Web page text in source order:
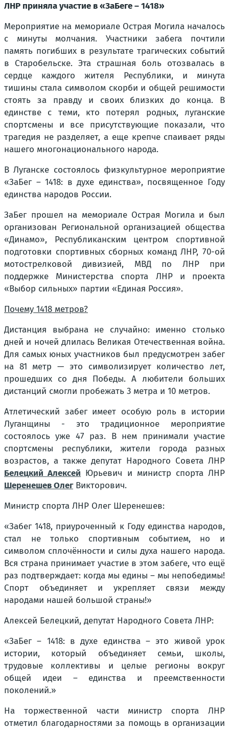
ЛНР приняла участие в «ЗаБеге – 1418»
Мероприятие на мемориале Острая Могила началось
с минуты молчания. Участники забега почтили
память погибших в результате трагических событий
в Старобельске. Эта страшная боль отозвалась в
сердце каждого жителя Республики, и минута
тишины стала символом скорби и общей решимости
стоять за правду и своих близких до конца. В
единстве с теми, кто потерял родных, луганские
спортсмены и все присутствующие показали, что
трагедия не разделяет, а еще крепче спаивает ряды
нашего многонационального народа.
В Луганске состоялось физкультурное мероприятие
«ЗаБег – 1418: в духе единства», посвященное Году
единства народов России.
ЗаБег прошел на мемориале Острая Могила и был
организован Региональной организацией общества
«Динамо», Республиканским центром спортивной
подготовки спортивных сборных команд ЛНР, 70-ой
мотострелковой дивизией, МВД по ЛНР при
поддержке Министерства спорта ЛНР и проекта
«Выбор сильных» партии «Единая Россия».
Почему 1418 метров?
Дистанция выбрана не случайно: именно столько
дней и ночей длилась Великая Отечественная война.
Для самых юных участников был предусмотрен забег
на 81 метр — это символизирует количество лет,
прошедших со дня Победы. А любители больших
дистанций смогли пробежать 3 метра и 10 метров.
Атлетический забег имеет особую роль в истории
Луганщины - это традиционное мероприятие
состоялось уже 47 раз. В нем принимали участие
спортсмены республики, жители города разных
возрастов, а также депутат Народного Совета ЛНР
Белецкий Алексей Юрьевич и министр спорта ЛНР
Шеренешев ОлегВикторович.
Министр спорта ЛНР Олег Шеренешев:
«Забег 1418, приуроченный к Году единства народов,
стал не только спортивным событием, но и
символом сплочённости и силы духа нашего народа.
Вся страна принимает участие в этом забеге, что ещё
раз подтверждает: когда мы едины – мы непобедимы!
Спорт объединяет и укрепляет связи между
народами нашей большой страны!»
Алексей Белецкий, депутат Народного Совета ЛНР:
«ЗаБег – 1418: в духе единства – это живой урок
истории, который объединяет семьи, школы,
трудовые коллективы и целые регионы вокруг
общей идеи – единства и преемственности
поколений.»
На торжественной части министр спорта ЛНР
отметил благодарностями за помощь в организации